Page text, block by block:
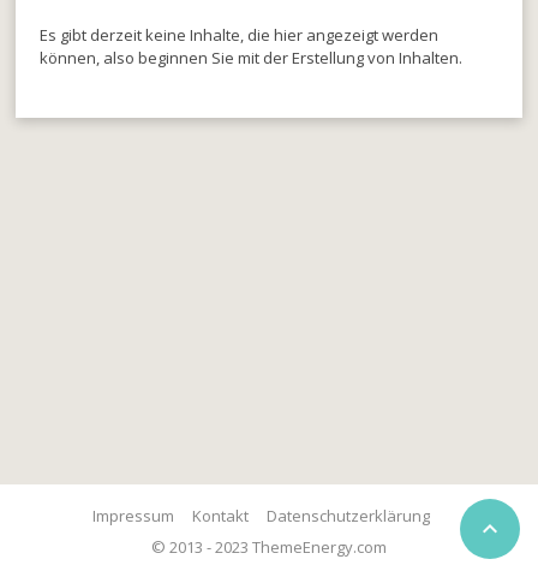
Es gibt derzeit keine Inhalte, die hier angezeigt werden
können, also beginnen Sie mit der Erstellung von Inhalten.

© 2013 - 2023 ThemeEnergy.com
Impressum Kontakt Datenschutzerklärung